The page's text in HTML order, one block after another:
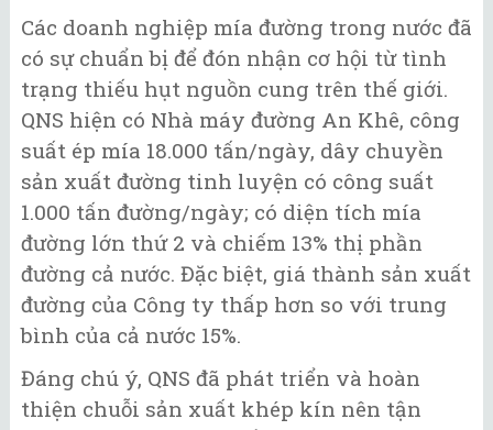
Các doanh nghiệp mía đường trong nước đã
có sự chuẩn bị để đón nhận cơ hội từ tình
trạng thiếu hụt nguồn cung trên thế giới.
QNS hiện có Nhà máy đường An Khê, công
suất ép mía 18.000 tấn/ngày, dây chuyền
sản xuất đường tinh luyện có công suất
1.000 tấn đường/ngày; có diện tích mía
đường lớn thứ 2 và chiếm 13% thị phần
đường cả nước. Đặc biệt, giá thành sản xuất
đường của Công ty thấp hơn so với trung
bình của cả nước 15%.
Đáng chú ý, QNS đã phát triển và hoàn
thiện chuỗi sản xuất khép kín nên tận